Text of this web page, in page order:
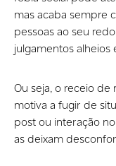
mas acaba sempre
pessoas ao seu
julgamentos alheios
Ou seja, o receio
motiva a fugir de
post ou interação
as deixam